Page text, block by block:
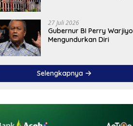
27 Juli 2026
Gubernur BI Perry Warjiyo
Mengundurkan Diri
Selengkapnya